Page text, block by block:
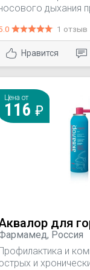
дыхания
в т.ч.
острый и
хронический
1 отзыв
Нравится
Цена от
116
для
Россия
Профилактика и
и